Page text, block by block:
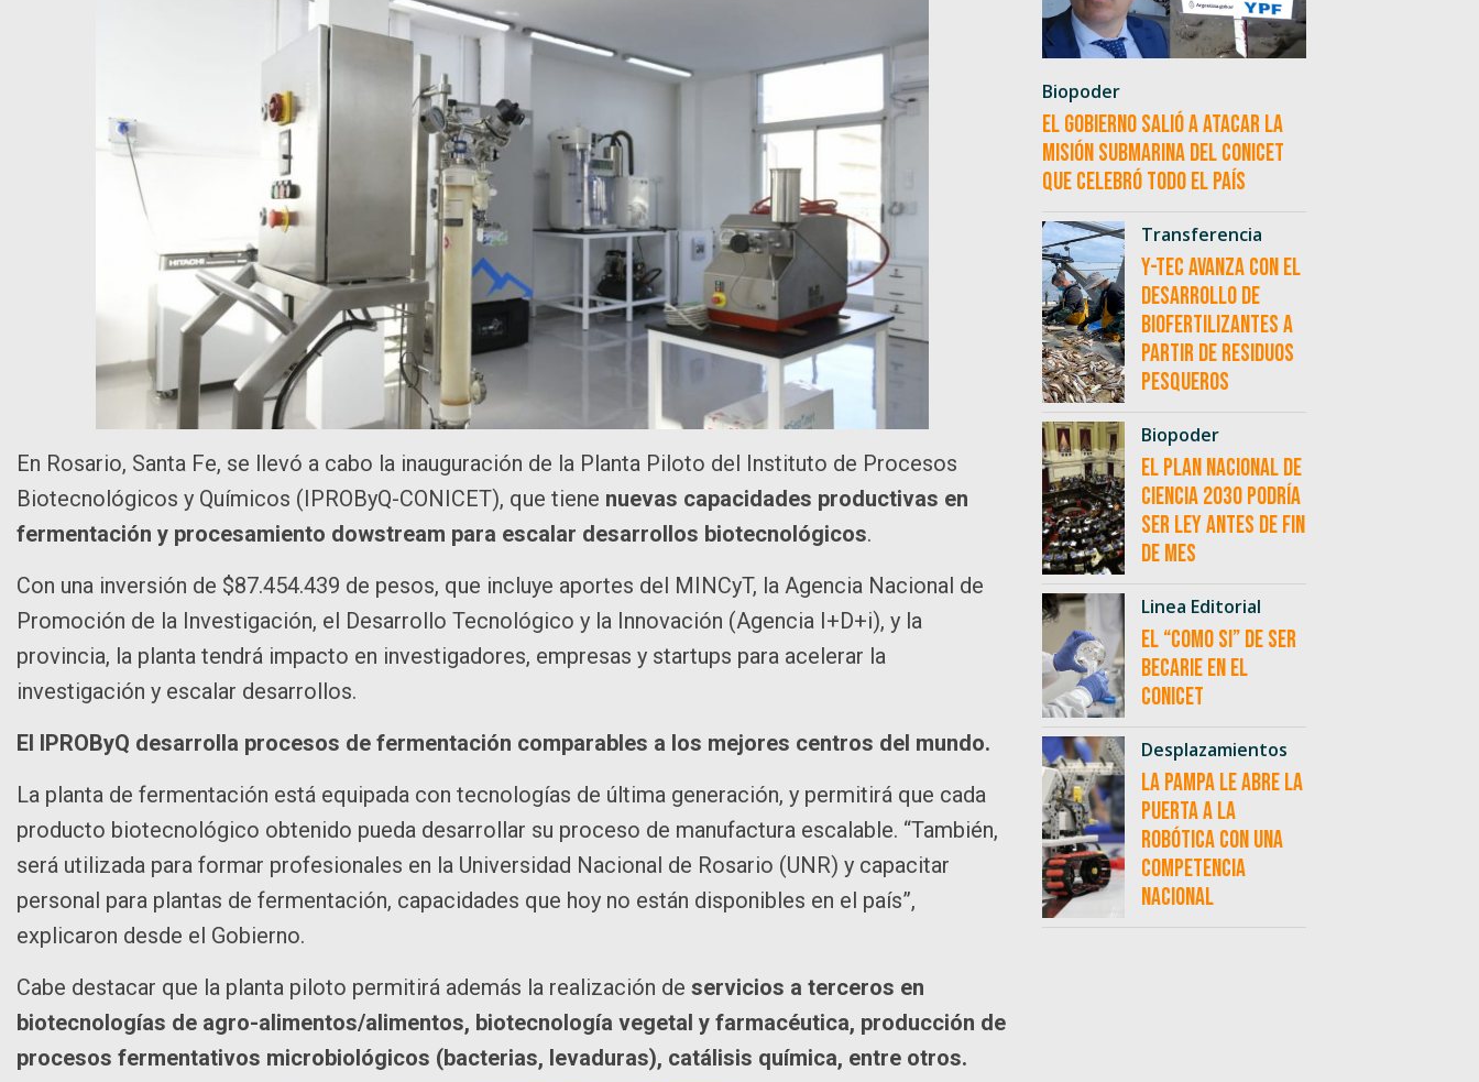
En Rosario, Santa Fe, se llevó a cabo la inauguración de la Planta Piloto del Instituto de Procesos
Biotecnológicos y Químicos (IPROByQ-CONICET), que tiene nuevas capacidades productivas en
fermentación y procesamiento dowstream para escalar desarrollos biotecnológicos.
Con una inversión de $87.454.439 de pesos, que incluye aportes del MINCyT, la Agencia Nacional de
Promoción de la Investigación, el Desarrollo Tecnológico y la Innovación (Agencia I+D+i), y la
provincia, la planta tendrá impacto en investigadores, empresas y startups para acelerar la
investigación y escalar desarrollos.
El IPROByQ desarrolla procesos de fermentación comparables a los mejores centros del mundo.
La planta de fermentación está equipada con tecnologías de última generación, y permitirá que cada
producto biotecnológico obtenido pueda desarrollar su proceso de manufactura escalable. “También,
será utilizada para formar profesionales en la Universidad Nacional de Rosario (UNR) y capacitar
personal para plantas de fermentación, capacidades que hoy no están disponibles en el país”,
explicaron desde el Gobierno.
Cabe destacar que la planta piloto permitirá además la realización de servicios a terceros en
biotecnologías de agro-alimentos/alimentos, biotecnología vegetal y farmacéutica, producción de
procesos fermentativos microbiológicos (bacterias, levaduras), catálisis química, entre otros.
Biopoder
El Gobierno salió a atacar la
misión submarina del CONICET
que celebró todo el país
Transferencia
Y-TEC avanza con el
desarrollo de
biofertilizantes a
partir de residuos
pesqueros
Biopoder
El Plan Nacional de
Ciencia 2030 podría
ser ley antes de fin
de mes
Linea Editorial
El “como si” de ser
becarie en el
CONICET
Desplazamientos
La Pampa le abre la
puerta a la
robótica con una
competencia
nacional